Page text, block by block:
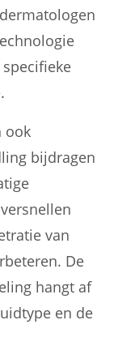
ook
bijdragen
van
De
hangt af
en de